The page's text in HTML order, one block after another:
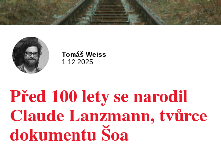
Tomáš Weiss
1.12.2025
Před 100 lety se narodil
Claude Lanzmann, tvůrce
dokumentu Šoa